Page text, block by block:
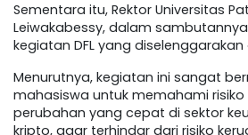
Sementara itu, Rektor Universitas
Leiwakabessy, dalam
kegiatan DFL yang diselenggarakan
Menurutnya, kegiatan ini sangat
mahasiswa untuk memahami
perubahan yang cepat di sektor
kripto, agar terhindar dari risiko